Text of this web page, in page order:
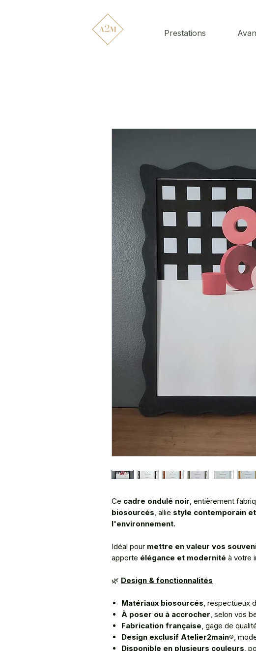
Prestations
Ce cadre ondulé noir, entièrement
biosourcés, allie style contemporain
l'environnement.
Idéal pour mettre en valeur vos
apporte élégance et modernité à votre
🌿 Design & fonctionnalités
Matériaux biosourcés, respectueux
À poser ou à accrocher, selon vos
Fabrication française, gage de
Design exclusif Atelier2main®,
Disponible en plusieurs couleurs,